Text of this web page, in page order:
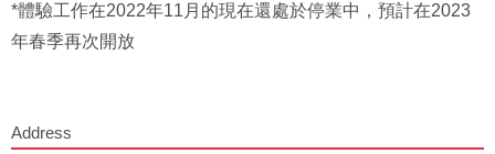
*體驗工作在2022年11月的現在還處於停業中，預計在2023
年春季再次開放
Address